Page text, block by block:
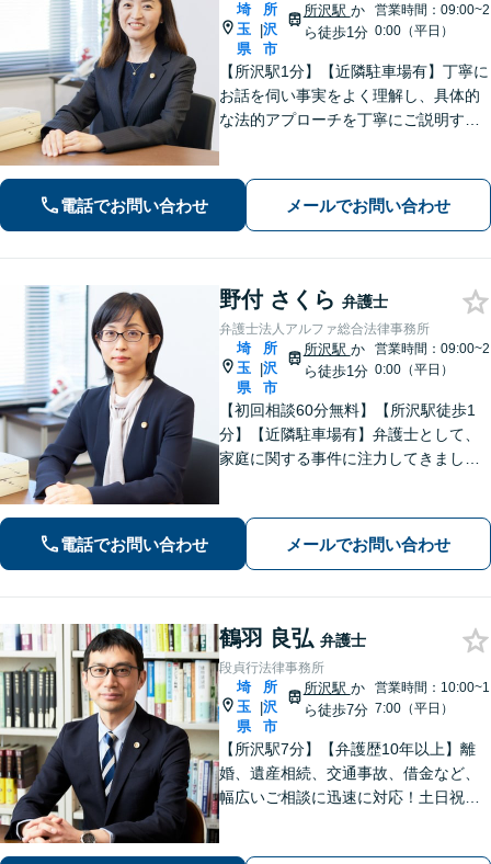
埼
玉
県
|
所
沢
市
所沢駅 か
ら徒歩1分
営業時間：09:00~2
0:00（平日）
【所沢駅1分】【近隣駐車場有】丁寧に
お話を伺い事実をよく理解し、具体的
な法的アプローチを丁寧にご説明する
手伝いをいたします。どうぞお気軽に
ご相談ください。
電話でお問い合わせ メールでお問い合わせ
野付 さくら 弁護士
弁護士法人アルファ総合法律事務所
埼
玉
県
|
所
沢
市
所沢駅 か
ら徒歩1分
営業時間：09:00~2
0:00（平日）
【初回相談60分無料】【所沢駅徒歩1
分】【近隣駐車場有】弁護士として、
家庭に関する事件に注力してきまし
イバシー配慮】【当日・夜間（18時ま
で）の相談可】
電話でお問い合わせ メールでお問い合わせ
鶴羽 良弘 弁護士
段貞行法律事務所
埼
玉
県
|
所
沢
市
所沢駅 か
ら徒歩7分
営業時間：10:00~1
7:00（平日）
【所沢駅7分】【弁護歴10年以上】離
婚、遺産相続、交通事故、借金など、
幅広いご相談に迅速に対応！土日祝夜